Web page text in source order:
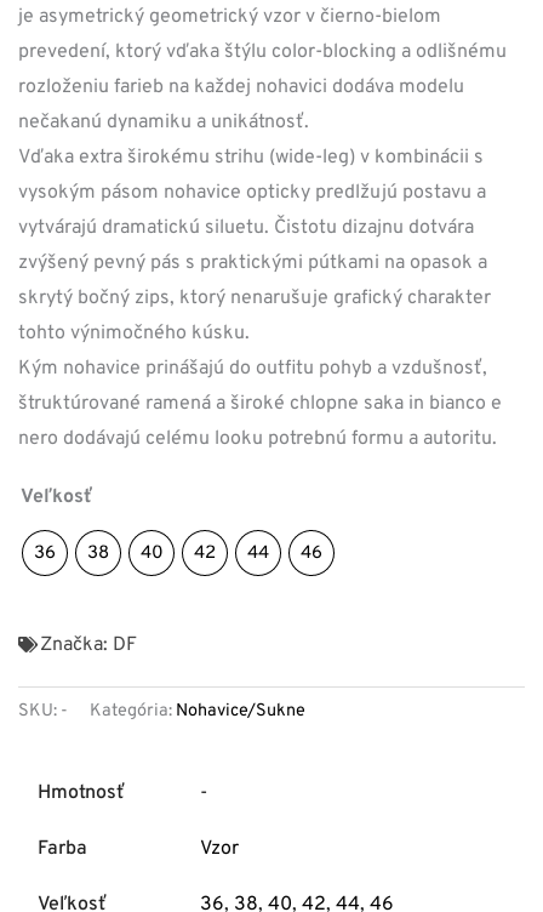
je asymetrický geometrický vzor v čierno-bielom
prevedení, ktorý vďaka štýlu color-blocking a odlišnému
rozloženiu farieb na každej nohavici dodáva modelu
nečakanú dynamiku a unikátnosť.
Vďaka extra širokému strihu (wide-leg) v kombinácii s
vysokým pásom nohavice opticky predlžujú postavu a
vytvárajú dramatickú siluetu. Čistotu dizajnu dotvára
zvýšený pevný pás s praktickými pútkami na opasok a
skrytý bočný zips, ktorý nenarušuje grafický charakter
tohto výnimočného kúsku.
Kým nohavice prinášajú do outfitu pohyb a vzdušnosť,
štruktúrované ramená a široké chlopne saka in bianco e
nero dodávajú celému looku potrebnú formu a autoritu.
Veľkosť
36 38 40 42 44 46
Značka: DF
SKU: - Kategória: Nohavice/Sukne
Hmotnosť -
Farba Vzor
Veľkosť 36, 38, 40, 42, 44, 46